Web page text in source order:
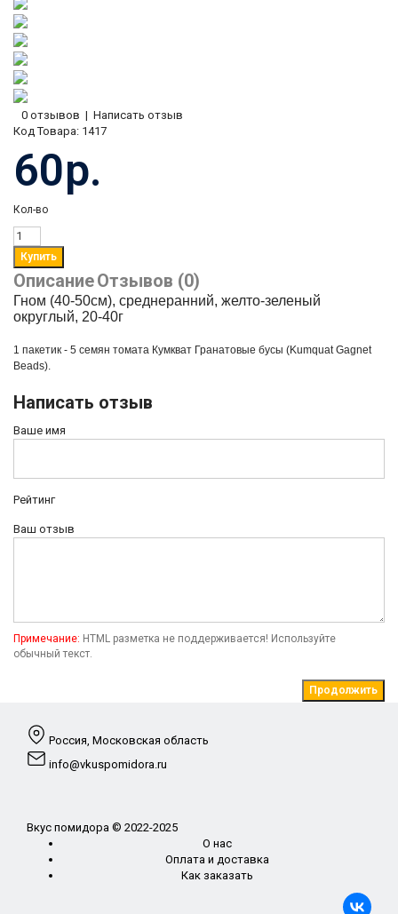
0 отзывов | Написать отзыв
Код Товара: 1417
60р.
Кол-во
ОписаниеОтзывов (0)
Гном (40-50см), среднеранний, желто-зеленый
округлый, 20-40г
1 пакетик - 5 семян томата Кумкват Гранатовые бусы (Kumquat Gagnet
Beads).
Написать отзыв
Ваше имя
Рейтинг
Ваш отзыв
Примечание: HTML разметка не поддерживается! Используйте
обычный текст.
Продолжить
Россия, Московская область
info@vkuspomidora.ru
Вкус помидора © 2022-2025
О нас
Оплата и доставка
Как заказать